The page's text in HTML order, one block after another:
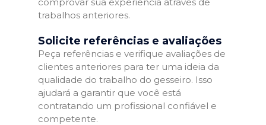
trabalhos anteriores.
Solicite referências e avaliações
Peça referências e verifique avaliações de
clientes anteriores para ter uma ideia da
qualidade do trabalho do gesseiro. Isso
ajudará a garantir que você está
contratando um profissional confiável e
competente.